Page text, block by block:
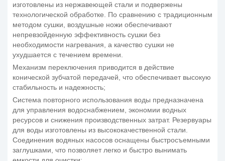
изготовлены из нержавеющей стали и подвержены
технологической обработке. По сравнению с традиционным
методом сушки, воздушные ножи обеспечивают
непревзойденную эффективность сушки без
необходимости нагревания, а качество сушки не
ухудшается с течением времени.
Механизм переключения приводится в действие
конической зубчатой передачей, что обеспечивает высокую
стабильность и надежность;
Система повторного использования воды предназначена
для управления водоснабжением, экономии водных
ресурсов и снижения производственных затрат. Резервуары
для воды изготовлены из высококачественной стали.
Соединения водяных насосов оснащены быстросъемными
заглушками, что позволяет легко и быстро вынимать